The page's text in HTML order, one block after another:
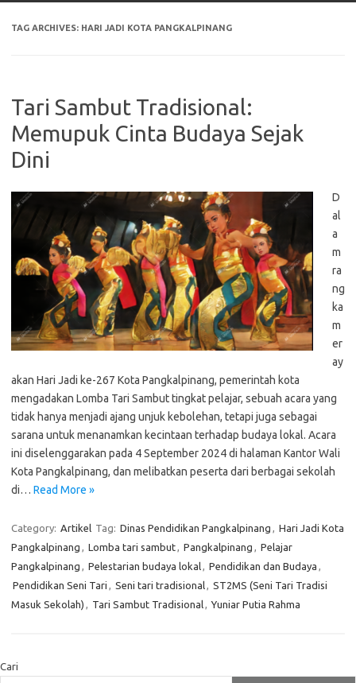
TAG ARCHIVES: HARI JADI KOTA PANGKALPINANG
Tari Sambut Tradisional:
Memupuk Cinta Budaya Sejak
Dini
D
al
a
m
ra
ng
ka
m
er
ay
akan Hari Jadi ke-267 Kota Pangkalpinang, pemerintah kota
mengadakan Lomba Tari Sambut tingkat pelajar, sebuah acara yang
tidak hanya menjadi ajang unjuk kebolehan, tetapi juga sebagai
sarana untuk menanamkan kecintaan terhadap budaya lokal. Acara
ini diselenggarakan pada 4 September 2024 di halaman Kantor Wali
Kota Pangkalpinang, dan melibatkan peserta dari berbagai sekolah
di… Read More »
Category: Artikel Tag: Dinas Pendidikan Pangkalpinang , Hari Jadi Kota
Pangkalpinang , Lomba tari sambut, Pangkalpinang , Pelajar
Pangkalpinang , Pelestarian budaya lokal, Pendidikan dan Budaya ,
Pendidikan Seni Tari , Seni tari tradisional, ST2MS (Seni Tari Tradisi
Masuk Sekolah) , Tari Sambut Tradisional, Yuniar Putia Rahma
Cari